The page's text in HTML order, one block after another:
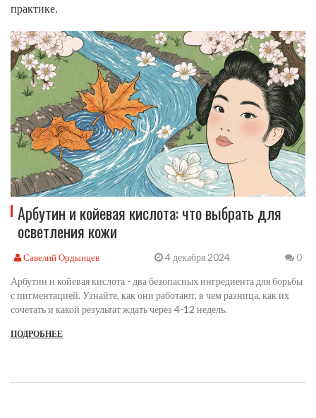
практике.
Арбутин и койевая кислота: что выбрать для
осветления кожи
Савелий Ордынцев 4 декабря 2024 0
Арбутин и койевая кислота - два безопасных ингредиента для борьбы
с пигментацией. Узнайте, как они работают, в чем разница, как их
сочетать и какой результат ждать через 4-12 недель.
ПОДРОБНЕЕ